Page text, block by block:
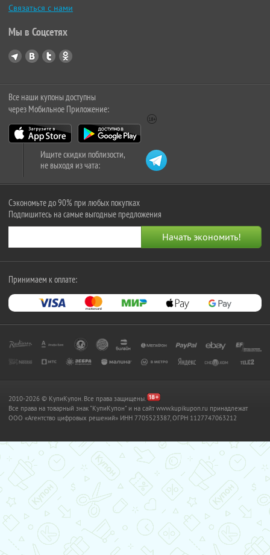
Связаться с нами
Мы в Соцсетях
Все наши купоны доступны
через Мобильное Приложение:
Ищите скидки поблизости,
не выходя из чата:
Сэкономьте до 90% при любых покупках
Подпишитесь на самые выгодные предложения
Принимаем к оплате:
2010-2026 © КупиКупон. Все права защищены.
Все права на товарный знак "КупиКупон" и на сайт www.kupikupon.ru принадлежат
OOO «Агентство цифровых решений» ИНН 7705523387, ОГРН 1127747063212